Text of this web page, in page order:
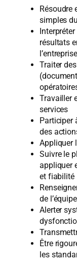
Résoudre
simples
résultats
l’entreprise
Traiter
Travailler
services
Participer
des
Appliquer
Suivre le
appliquer
et fiabilité
de l’équipe
Alerter
Être
les